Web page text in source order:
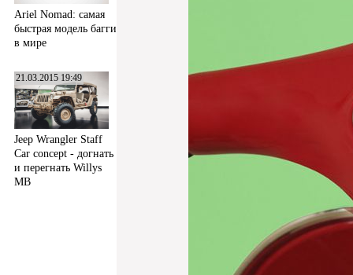
Ariel Nomad: самая
быстрая модель багги
в мире
21.03.2015 19:49
Jeep Wrangler Staff
Car concept - догнать
и перегнать Willys
MB